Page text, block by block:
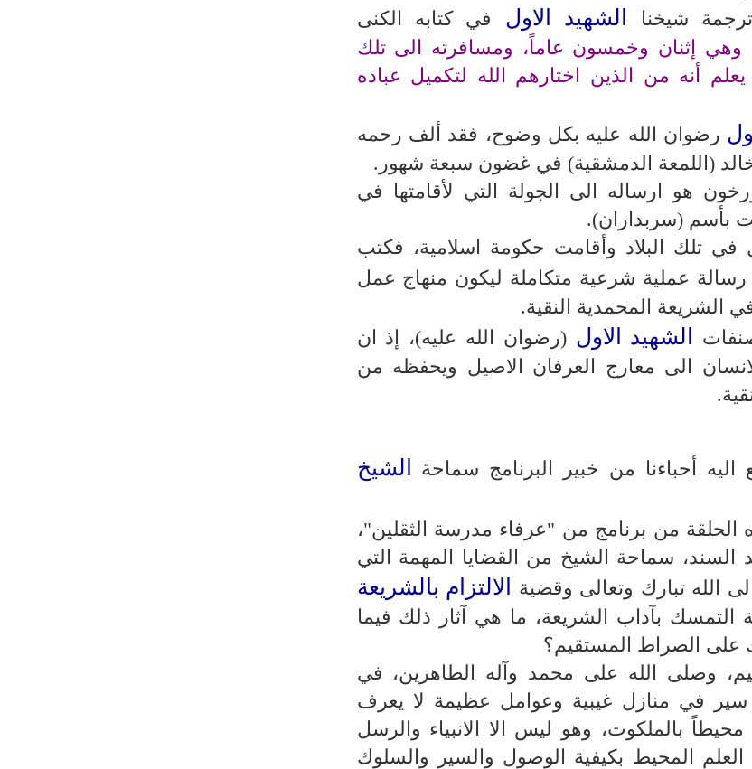
شيخنا
الشهيد الاول في كتابه الكنى
إثنان وخمسون عاماً، ومسافرته الى تلك
يعلم أنه من الذين اختارهم الله لتكميل عباده
رضوان الله عليه بكل وضوح، فقد ألف رحمه
(اللمعة الدمشقية) في غضون سبعة شهور.
هو ارساله الى الجولة التي لأقامتها في
بأسم (سربداران).
تلك البلاد وأقامت حكومة اسلامية، فكتب
رسالة عملية شرعية متكاملة ليكون منهاج عمل
الشريعة المحمدية النقية.
الشهيد الاول (رضوان الله عليه)، إذ ان
الى معارج العرفان الاصيل ويحفظه من
أحباءنا من خبير البرنامج سماحة
الشيخ
الحلقة من برنامج من "عرفاء مدرسة الثقلين"،
سماحة الشيخ من القضايا المهمة التي
الله تبارك وتعالى وقضية
الالتزام بالشريعة
التمسك بآداب الشريعة، ما هي آثار ذلك فيما
الصراط المستقيم؟
وصلى الله على محمد وآله الطاهرين، في
سير في منازل غيبية وعوامل عظيمة لا يعرف
بالملكوت، وهو ليس الا الانبياء والرسل
المحيط بكيفية الوصول والسير والسلوك